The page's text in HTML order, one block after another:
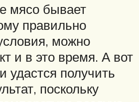
мясо бывает
правильно
можно
и в это время. А вот
удастся получить
поскольку